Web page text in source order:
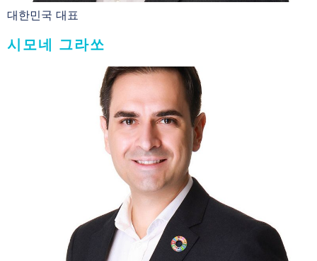
대한민국 대표
시모네 그라쏘